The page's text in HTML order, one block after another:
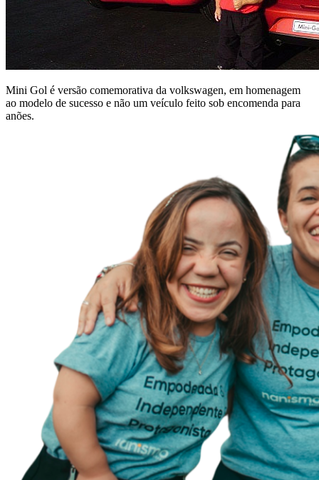
Mini Gol é versão comemorativa da volkswagen, em homenagem
ao modelo de sucesso e não um veículo feito sob encomenda para
anões.